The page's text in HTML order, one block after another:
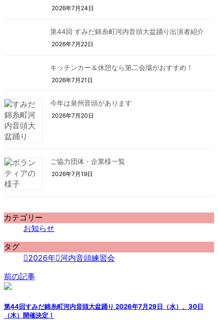
2026年7月24日
第44回 すみだ錦糸町河内音頭大盆踊り出演者紹介
2026年7月22日
キッチンカー＆休憩なら第二会場がおすすめ！
2026年7月21日
今年は泉州音頭があります
2026年7月20日
ご協力団体・企業様一覧
2026年7月19日
カテゴリー
お知らせ
タグ
2026年 河内音頭練習会
前の記事
第44回すみだ錦糸町河内音頭大盆踊り 2026年7月29日（水）、30日
（木）開催決定！